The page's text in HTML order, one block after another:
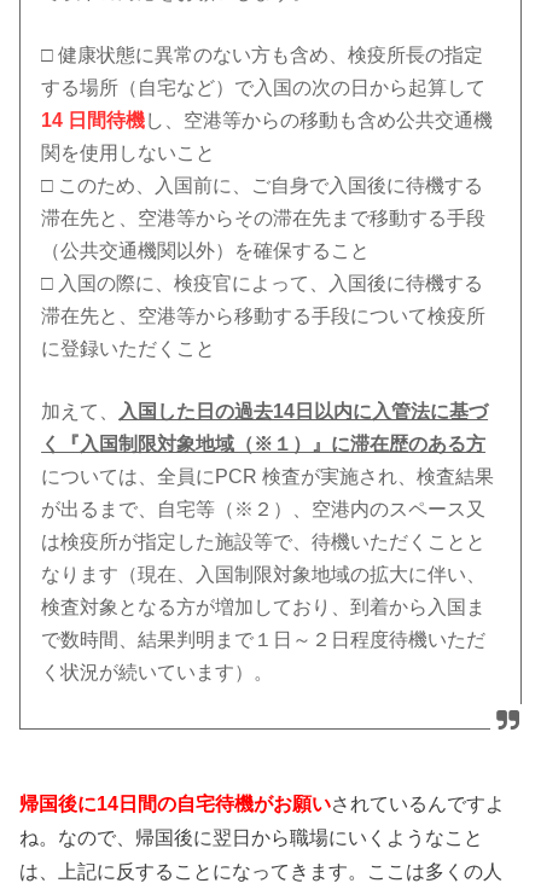
□ 健康状態に異常のない方も含め、検疫所長の指定
する場所（自宅など）で入国の次の日から起算して
14 日間待機し、空港等からの移動も含め公共交通機
関を使用しないこと
□ このため、入国前に、ご自身で入国後に待機する
滞在先と、空港等からその滞在先まで移動する手段
（公共交通機関以外）を確保すること
□ 入国の際に、検疫官によって、入国後に待機する
滞在先と、空港等から移動する手段について検疫所
に登録いただくこと
加えて、
入国した日の過去14日以内に入管法に基づ
く『入国制限対象地域（※１）』に滞在歴のある方
については、全員にPCR 検査が実施され、検査結果
が出るまで、自宅等（※２）、空港内のスペース又
は検疫所が指定した施設等で、待機いただくことと
なります（現在、入国制限対象地域の拡大に伴い、
検査対象となる方が増加しており、到着から入国ま
で数時間、結果判明まで１日～２日程度待機いただ
く状況が続いています）。
帰国後に14日間の自宅待機がお願いされているんですよ
ね。なので、帰国後に翌日から職場にいくようなこと
は、上記に反することになってきます。ここは多くの人